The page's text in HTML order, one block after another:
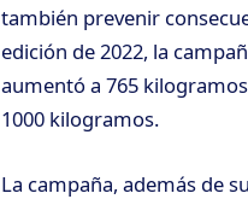
también prevenir
edición de 2022, la
aumentó a 765
1000 kilogramos.
La campaña, además de